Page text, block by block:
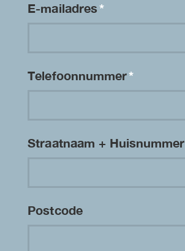
E-mailadres*
Telefoonnummer*
Straatnaam + Huisnummer
Postcode